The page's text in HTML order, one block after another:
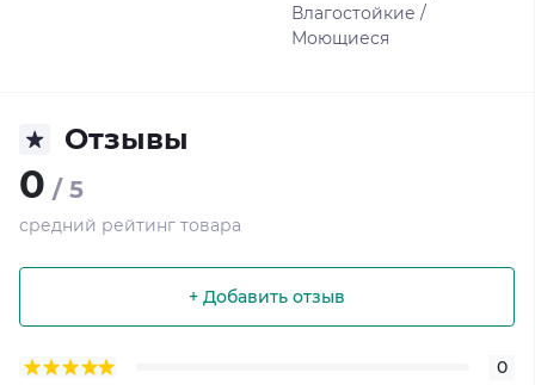
Влагостойкие /
Моющиеся
Отзывы
0 / 5
средний рейтинг товара
+ Добавить отзыв
0